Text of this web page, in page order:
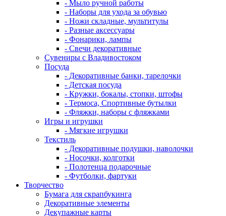
- Мыло ручной работы
- Наборы для ухода за обувью
- Ножи складные, мультитулы
- Разные аксессуары
- Фонарики, лампы
- Свечи декоративные
Сувениры с Владивостоком
Посуда
- Декоративные банки, тарелочки
- Детская посуда
- Кружки, бокалы, стопки, штофы
- Термоса, Спортивные бутылки
- Фляжки, наборы с фляжками
Игры и игрушки
- Мягкие игрушки
Текстиль
- Декоративные подушки, наволочки
- Носочки, колготки
- Полотенца подарочные
- Футболки, фартуки
Творчество
Бумага для скрапбукинга
Декоративные элементы
Декупажные карты